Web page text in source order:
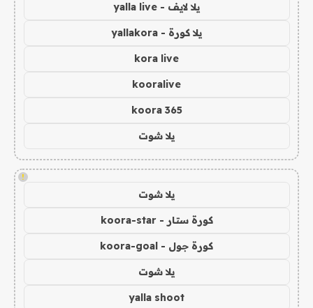
يلا لايف - yalla live
يلا كورة - yallakora
kora live
kooralive
koora 365
يلا شوت
!
يلا شوت
كورة ستار - koora-star
كورة جول - koora-goal
يلا شوت
yalla shoot